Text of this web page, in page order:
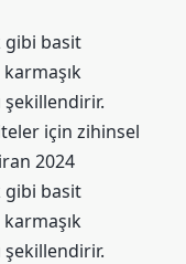
gibi basit
şekillendirir.
için zihinsel
2024
gibi basit
şekillendirir.